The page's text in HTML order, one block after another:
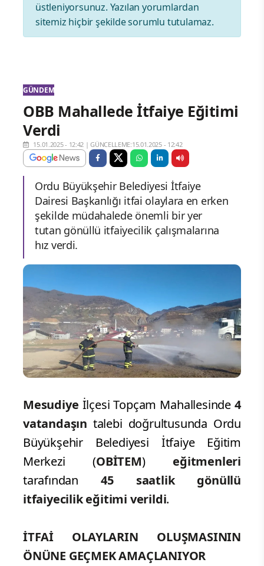
üstleniyorsunuz. Yazılan yorumlardan
sitemiz hiçbir şekilde sorumlu tutulamaz.
GÜNDEM
OBB Mahallede İtfaiye Eğitimi
Verdi
15.01.2025 - 12:42 |GÜNCELLEME:15.01.2025 - 12:42
Ordu Büyükşehir Belediyesi İtfaiye
Dairesi Başkanlığı itfai olaylara en erken
şekilde müdahalede önemli bir yer
tutan gönüllü itfaiyecilik çalışmalarına
hız verdi.
Mesudiye İlçesi Topçam Mahallesinde4
vatandaşın talebi doğrultusunda Ordu
Büyükşehir Belediyesi İtfaiye Eğitim
Merkezi (OBİTEM) eğitmenleri
tarafından45 saatlik gönüllü
itfaiyecilik eğitimi verildi.
İTFAİ OLAYLARIN OLUŞMASININ
ÖNÜNE GEÇMEK AMAÇLANIYOR